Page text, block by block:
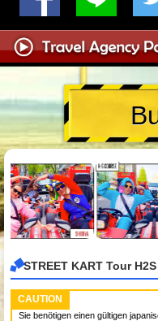
STREET KART Tour H2S
CAUTION
Sie benötigen einen gültigen